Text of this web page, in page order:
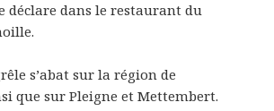
déclare dans le restaurant du
s’abat sur la région de
que sur Pleigne et Mettembert.